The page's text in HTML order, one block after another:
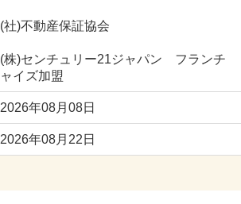
(社)不動産保証協会
(株)センチュリー21ジャパン フランチ
ャイズ加盟
2026年08月08日
2026年08月22日